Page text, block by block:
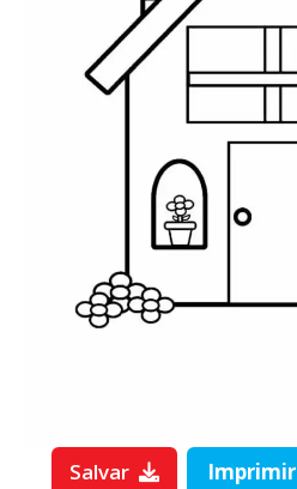
Salvar Imprimir